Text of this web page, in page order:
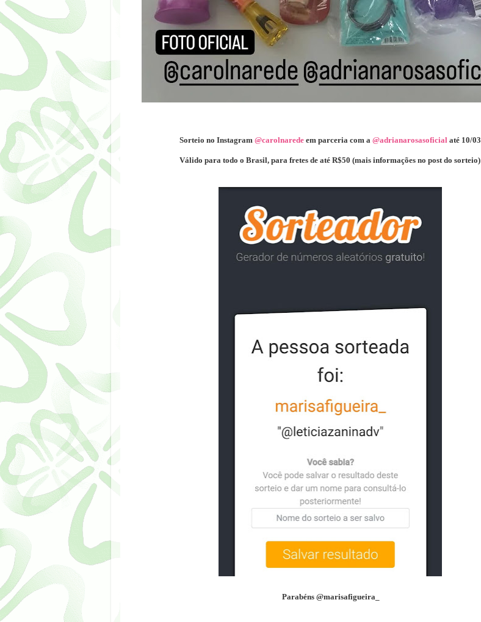
Sorteio no Instagram @carolnaredeem parceria com a @adrianarosasoficial até 10/03
Válido para todo o Brasil, para fretes de até R$50 (mais informações no post do sorteio)
Parabéns @marisafigueira_